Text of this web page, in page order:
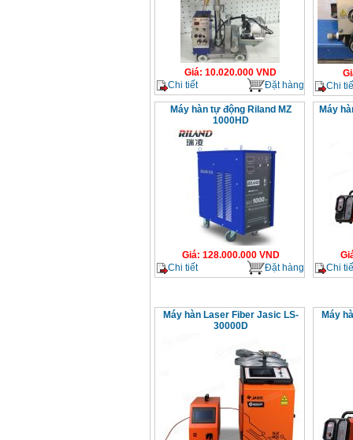
Giá: 10.020.000 VND
Chi tiết
Đặt hàng
Chi
Máy hàn tự động Riland MZ
1000HD
Giá: 128.000.000VND
Chi tiết
Đặt hàng
Máy
Chi
Máy hàn Laser Fiber Jasic LS-
30000D
Máy